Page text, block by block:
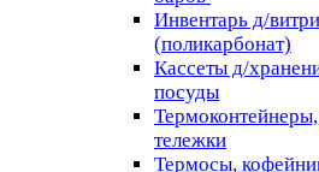
Инвентарь д/
(поликарбонат)
Кассеты д/
посуды
тележки
Термосы,